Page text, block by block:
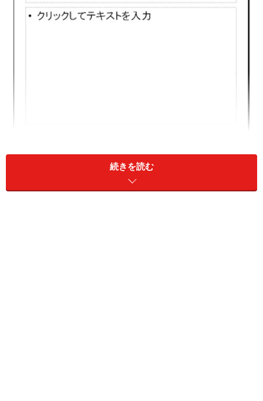
「クリックしてタイトルを入力」や「クリックしてテキ
ストを入力」のメッセージにしたがって操作するだけ
で、適切なサイズ、フォント、色の付いた文字を入力で
続きを読む